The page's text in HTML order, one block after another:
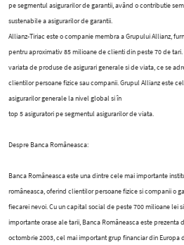
pe segmentul asigurarilor de garantii, având o contributie
sustenabile a asigurarilor de garantii.
Allianz-Tiriac este o companie membra a Grupului Allianz,
pentru aproximativ 85 milioane de clienti din peste 70 de
variata de produse de asigurari generale si de viata, ce se
clientilor persoane fizice sau companii. Grupul Allianz este
asigurarilor generale la nivel global si în
top 5 asiguratori pe segmentul asigurarilor de viata.
Despre Banca Româneasca:
Banca Româneasca este una dintre cele mai importante
româneasca, oferind clientilor persoane fizice si companii o
fiecarei nevoi. Cu un capital social de peste 700 milioane lei
importante orase ale tarii, Banca Româneasca este prezenta
octombrie 2003, cel mai important grup financiar din Europa